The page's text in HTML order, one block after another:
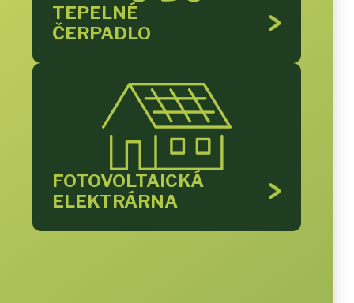
TEPELNÉ
ČERPADLO
FOTOVOLTAICKÁ
ELEKTRÁRNA